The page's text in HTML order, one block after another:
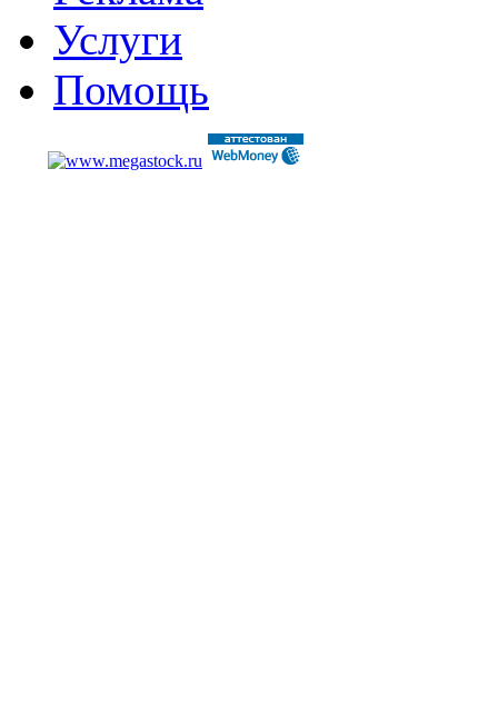
Услуги
Помощь